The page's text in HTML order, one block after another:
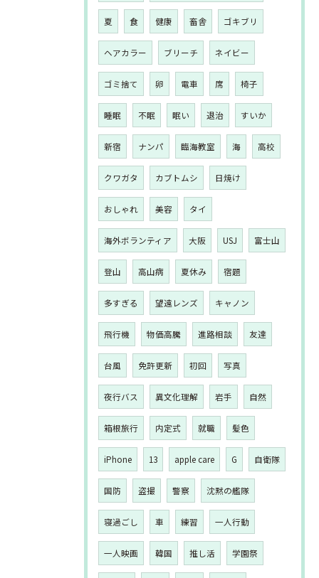
夏 食 健康 畜舎 ゴキブリ
ヘアカラー ブリーチ ネイビー
ゴミ捨て 卵 電車 席 椅子
睡眠 不眠 眠い 退治 すいか
新宿 ナンパ 臨海教室 海 高校
クワガタ カブトムシ 日焼け
おしゃれ 美容 タイ
海外ボランティア 大阪 USJ 富士山
登山 高山病 夏休み 宿題
多すぎる 望遠レンズ キャノン
飛行機 物価高騰 進路相談 友達
台風 免許更新 初回 写真
夜行バス 異文化理解 岩手 自然
箱根旅行 内定式 就職 髪色
iPhone 13 apple care G 自衛隊
国防 盗撮 警察 沈黙の艦隊
寝過ごし 車 練習 一人行動
一人映画 韓国 推し活 学園祭